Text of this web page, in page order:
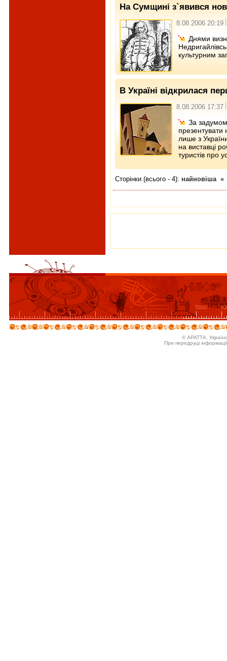
На Сумщині з`явився
8.08.2006 20:19
Днями
культурним
В Україні відкрилася
8.08.2006 17:37
За
презентувати
лише з
на виставці
туристів про
Сторінки (всього - 4): найновіша «
© АРАТТА.
При передруці